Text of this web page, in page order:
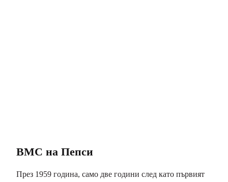
ВМС на Пепси
През 1959 година, само две години след като първият